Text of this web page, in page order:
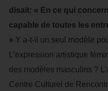
disait: « En ce qui
capable de toutes les
» Y a-t-il un seul modèle
L’expression artistique
des modèles masculins ?
Centre Culturel de